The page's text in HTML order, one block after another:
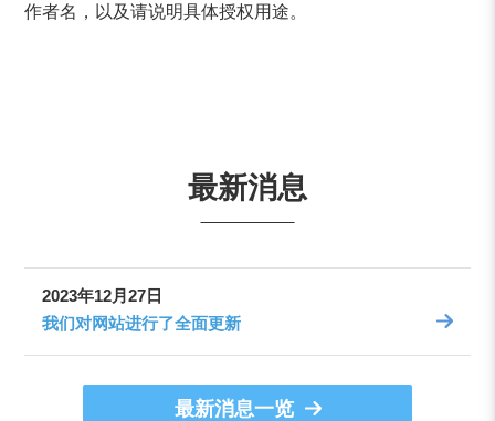
作者名，以及请说明具体授权用途。
最新消息
2023年12月27日
我们对网站进行了全面更新
最新消息一览